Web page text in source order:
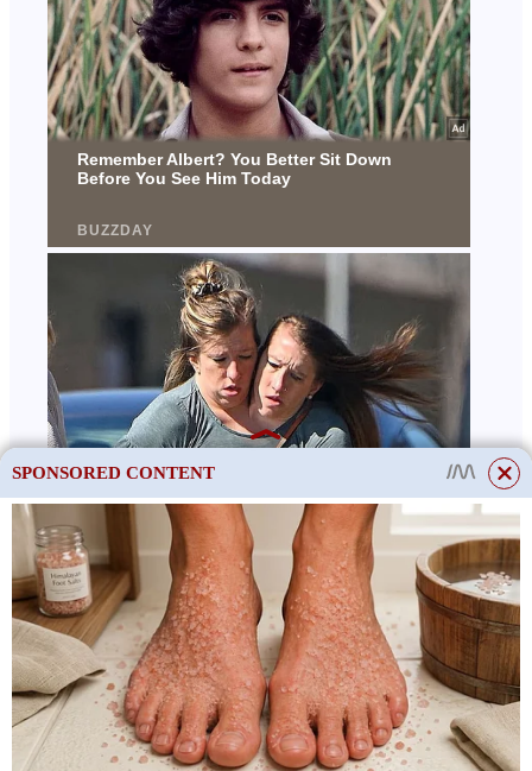
This site uses cookies to store data. By continuing to use the site, you consent
to the use of these files.
OK
SPONSORED CONTENT